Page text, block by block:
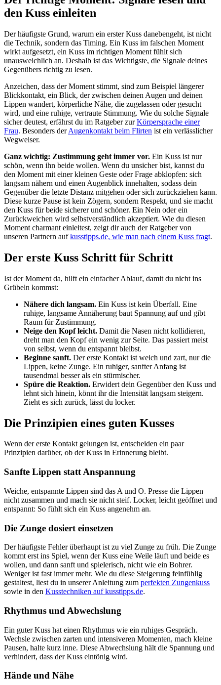
den Kuss einleiten
Der häufigste Grund, warum ein erster Kuss danebengeht, ist nicht
die Technik, sondern das Timing. Ein Kuss im falschen Moment
wirkt aufgesetzt, ein Kuss im richtigen Moment fühlt sich
unausweichlich an. Deshalb ist das Wichtigste, die Signale deines
Gegenübers richtig zu lesen.
Anzeichen, dass der Moment stimmt, sind zum Beispiel längerer
Blickkontakt, ein Blick, der zwischen deinen Augen und deinen
Lippen wandert, körperliche Nähe, die zugelassen oder gesucht
wird, und eine ruhige, vertraute Stimmung. Wie du solche Signale
sicher deutest, erfährst du im Ratgeber zurKörpersprache einer
Frau. Besonders derAugenkontakt beim Flirten ist ein verlässlicher
Wegweiser.
Ganz wichtig: Zustimmung geht immer vor. Ein Kuss ist nur
schön, wenn ihn beide wollen. Wenn du unsicher bist, kannst du
den Moment mit einer kleinen Geste oder Frage abklopfen: sich
langsam nähern und einen Augenblick innehalten, sodass dein
Gegenüber die letzte Distanz mitgehen oder sich zurückziehen kann.
Diese kurze Pause ist kein Zögern, sondern Respekt, und sie macht
den Kuss für beide sicherer und schöner. Ein Nein oder ein
Zurückweichen wird selbstverständlich akzeptiert. Wie du diesen
Moment charmant einleitest, zeigt dir auch der Ratgeber von
unseren Partnern aufkusstipps.de, wie man nach einem Kuss fragt.
Der erste Kuss Schritt für Schritt
Ist der Moment da, hilft ein einfacher Ablauf, damit du nicht ins
Grübeln kommst:
Nähere dich langsam. Ein Kuss ist kein Überfall. Eine
ruhige, langsame Annäherung baut Spannung auf und gibt
Raum für Zustimmung.
Neige den Kopf leicht. Damit die Nasen nicht kollidieren,
dreht man den Kopf ein wenig zur Seite. Das passiert meist
von selbst, wenn du entspannt bleibst.
Beginne sanft. Der erste Kontakt ist weich und zart, nur die
Lippen, keine Zunge. Ein ruhiger, sanfter Anfang ist
tausendmal besser als ein stürmischer.
Spüre die Reaktion. Erwidert dein Gegenüber den Kuss und
lehnt sich hinein, könnt ihr die Intensität langsam steigern.
Zieht es sich zurück, lässt du locker.
Die Prinzipien eines guten Kusses
Wenn der erste Kontakt gelungen ist, entscheiden ein paar
Prinzipien darüber, ob der Kuss in Erinnerung bleibt.
Sanfte Lippen statt Anspannung
Weiche, entspannte Lippen sind das A und O. Presse die Lippen
nicht zusammen und mach sie nicht steif. Locker, leicht geöffnet und
entspannt: So fühlt sich ein Kuss angenehm an.
Die Zunge dosiert einsetzen
Der häufigste Fehler überhaupt ist zu viel Zunge zu früh. Die Zunge
kommt erst ins Spiel, wenn der Kuss eine Weile läuft und beide es
wollen, und dann sanft und spielerisch, nicht wie ein Bohrer.
Weniger ist fast immer mehr. Wie du diese Steigerung feinfühlig
gestaltest, liest du in unserer Anleitung zum perfekten Zungenkuss
sowie in den Kusstechniken auf kusstipps.de.
Rhythmus und Abwechslung
Ein guter Kuss hat einen Rhythmus wie ein ruhiges Gespräch.
Wechsle zwischen zarten und intensiveren Momenten, mach kleine
Pausen, halte kurz inne. Diese Abwechslung hält die Spannung und
verhindert, dass der Kuss eintönig wird.
Hände und Nähe